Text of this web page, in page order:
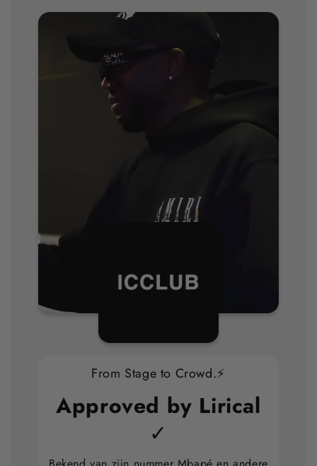
From Stage to Crowd.⚡
Approved by Lirical
✓